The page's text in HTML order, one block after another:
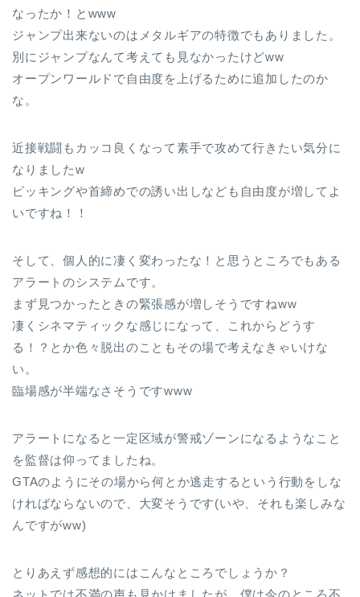
なったか！とwww
ジャンプ出来ないのはメタルギアの特徴でもありました。
別にジャンプなんて考えても見なかったけどww
オープンワールドで自由度を上げるために追加したのか
な。
近接戦闘もカッコ良くなって素手で攻めて行きたい気分に
なりましたw
ピッキングや首締めでの誘い出しなども自由度が増してよ
いですね！！
そして、個人的に凄く変わったな！と思うところでもある
アラートのシステムです。
まず見つかったときの緊張感が増しそうですねww
凄くシネマティックな感じになって、これからどうす
る！？とか色々脱出のこともその場で考えなきゃいけな
い。
臨場感が半端なさそうですwww
アラートになると一定区域が警戒ゾーンになるようなこと
を監督は仰ってましたね。
GTAのようにその場から何とか逃走するという行動をしな
ければならないので、大変そうです(いや、それも楽しみな
んですがww)
とりあえず感想的にはこんなところでしょうか？